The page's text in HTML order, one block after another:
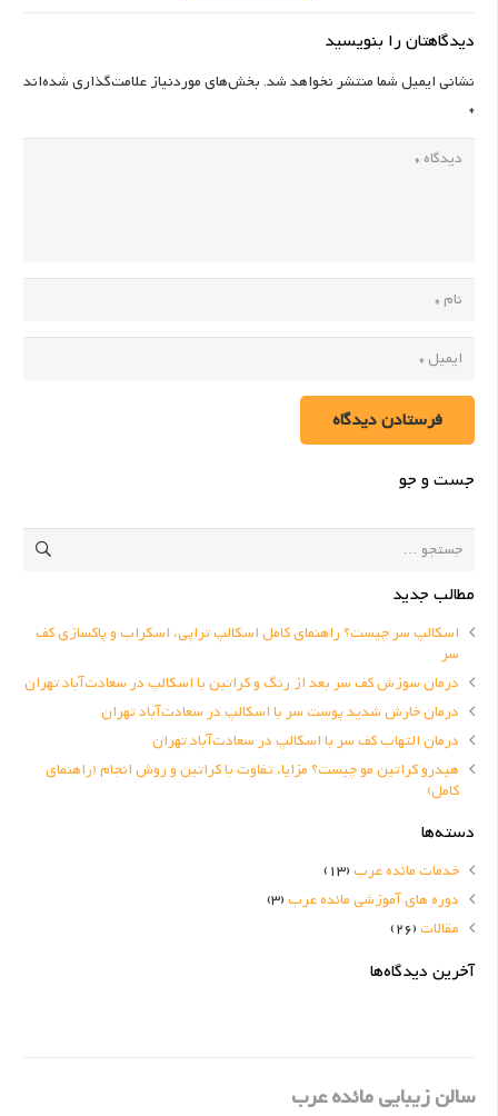
جست و جو
مطالب جدید
اسکالپ سر چیست؟ راهنمای کامل اسکالپ تراپی، اسکراب و پاکسازی کف
سر
درمان سوزش کف سر بعد از رنگ و کراتین با اسکالپ در سعادت‌آباد تهران
درمان خارش شدید پوست سر با اسکالپ در سعادت‌آباد تهران
درمان التهاب کف سر با اسکالپ در سعادت‌آباد تهران
هیدرو کراتین مو چیست؟ مزایا، تفاوت با کراتین و روش انجام (راهنمای
کامل)
دسته‌ها
خدمات مائده عرب(13)
دوره های آموزشی مائده عرب(3)
مقالات(26)
آخرین دیدگاه‌ها
دیدگاهتان را بنویسید
نشانی ایمیل شما منتشر نخواهد شد.بخش‌های موردنیاز علامت‌گذاری شده‌اند
*
فرستادن دیدگاه
سالن زیبایی مائده عرب